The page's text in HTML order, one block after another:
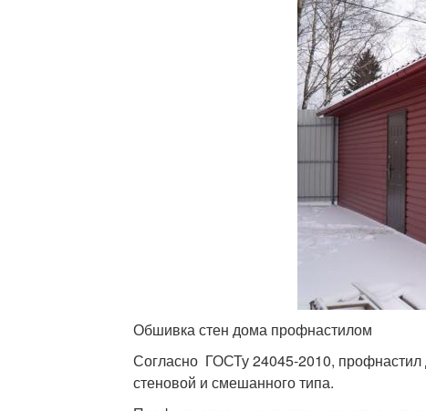
Обшивка стен дома профнастилом
Согласно ГОСТу 24045-2010, профнастил
стеновой и смешанного типа.